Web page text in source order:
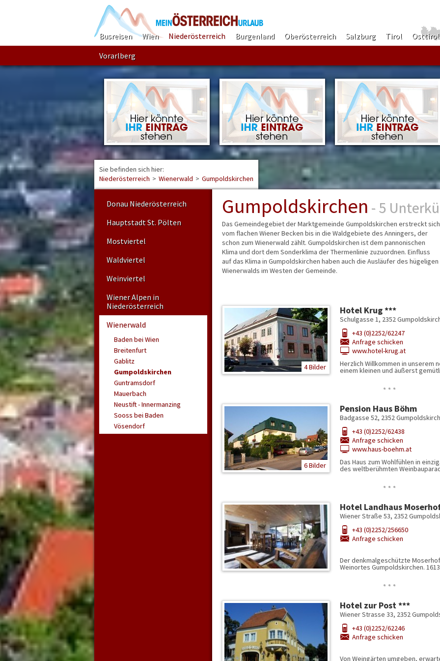
Busreisen Wien Niederösterreich Burgenland Oberösterreich Salzburg Tirol Osttirol
Vorarlberg
Sie befinden sich hier:
Niederösterreich > Wienerwald > Gumpoldskirchen
Finden!
Donau Niederösterreich
Hauptstadt St. Pölten
Mostviertel
Waldviertel
Weinviertel
Wiener Alpen in
Niederösterreich
Wienerwald
Baden bei Wien
Breitenfurt
Gablitz
Gumpoldskirchen
Guntramsdorf
Mauerbach
Neustift - Innermanzing
Sooss bei Baden
Vösendorf
Gumpoldskirchen - 5
Das Gemeindegebiet der Marktgemeinde Gumpoldskirchen erstreckt sich
vom flachen Wiener Becken bis in die Waldgebiete des Anningers, der
schon zum Wienerwald zählt. Gumpoldskirchen ist dem pannonischen
Klima und dort dem Sonderklima der Thermenlinie zuzuordnen. Einfluss
auf das Klima in Gumpoldskirchen haben auch die Ausläufer des hügeligen
Wienerwalds im Westen der Gemeinde.
4 Bilder
Hotel Krug ***
Schulgasse 1, 2352
+43 (0)2252/62247
Anfrage schicken
www.hotel-krug.at
Herzlich Willkommen in unserem
einem kleinen und äußerst
…
6 Bilder
Pension Haus Böhm
Badgasse 52, 2352
+43 (0)2252/62438
Anfrage schicken
www.haus-boehm.at
Das Haus zum Wohlfühlen in
des weltberühmten
…
Hotel Landhaus
Wiener Straße 53, 2352
+43 (0)2252/256650
Anfrage schicken
Der denkmalgeschützte
Weinortes Gumpoldskirchen.
…
Hotel zur Post ***
Wiener Strasse 33, 2352
+43 (0)2252/62246
Anfrage schicken
Von Weingärten umgeben,